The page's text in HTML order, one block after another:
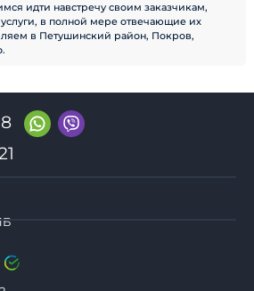
идти навстречу своим заказчикам,
в полной мере отвечающие их
в Петушинский район, Покров,